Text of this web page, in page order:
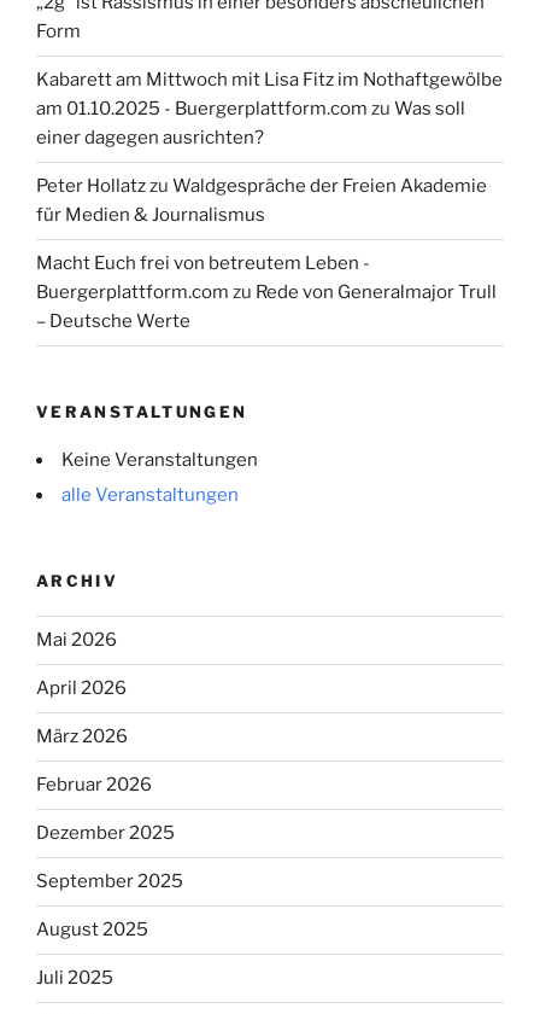
Form
Kabarett am Mittwoch mit Lisa Fitz im Nothaftgewölbe
am 01.10.2025 - Buergerplattform.com zu Was soll
einer dagegen ausrichten?
Peter Hollatzzu Waldgespräche der Freien Akademie
für Medien & Journalismus
Macht Euch frei von betreutem Leben -
Buergerplattform.com zu Rede von Generalmajor Trull
– Deutsche Werte
VERANSTALTUNGEN
Keine Veranstaltungen
alle Veranstaltungen
ARCHIV
Mai 2026
April 2026
März 2026
Februar 2026
Dezember 2025
September 2025
August 2025
Juli 2025